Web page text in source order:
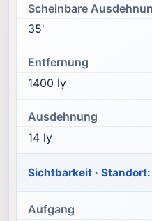
Scheinbare
35'
Entfernung
1400 ly
Ausdehnung
14 ly
Sichtbarkeit ·
Aufgang